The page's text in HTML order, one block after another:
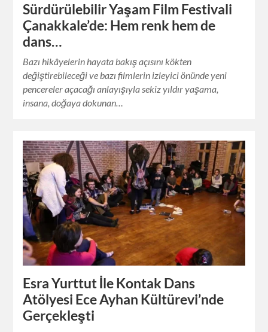
Sürdürülebilir Yaşam Film Festivali
Çanakkale’de: Hem renk hem de
dans…
Bazı hikâyelerin hayata bakış açısını kökten
değiştirebileceği ve bazı filmlerin izleyici önünde yeni
pencereler açacağı anlayışıyla sekiz yıldır yaşama,
insana, doğaya dokunan…
Esra Yurttut İle Kontak Dans
Atölyesi Ece Ayhan Kültürevi’nde
Gerçekleşti